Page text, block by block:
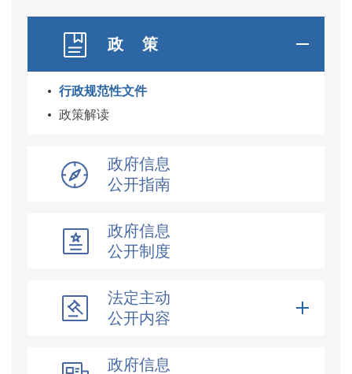
政 策
行政规范性文件
政策解读
政府信息
公开指南
政府信息
公开制度
法定主动
公开内容
政府信息